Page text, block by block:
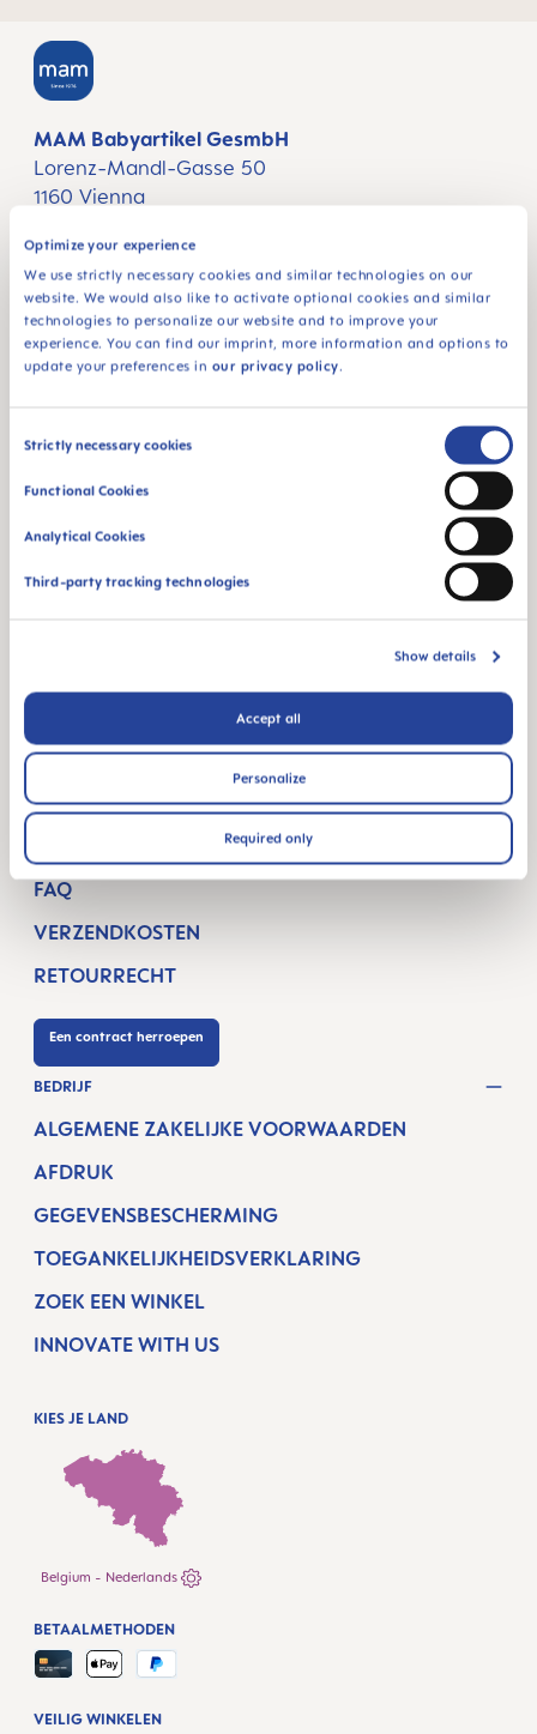
Optimize your experience
We use strictly necessary cookies and similar technologies on our
website. We would also like to activate optional cookies and similar
technologies to personalize our website and to improve your
experience. You can find our imprint, more information and options to
update your preferences in our privacy policy.
Consent
Strictly necessary cookies
Functional Cookies
Analytical Cookies
Third-party tracking technologies
Show details
Accept all
Personalize
Required only
MAM Babyartikel GesmbH
Lorenz-Mandl-Gasse 50
1160 Vienna
VOLG ONS
FACEBOOK
INSTAGRAM
YOUTUBE
MAM BLOG
ZWANGERSCHAPSWEKEN
#PATHTOPARENTHOOD
BORSTVOEDING-PRODUCTEN
MONDVERZORGING & BIJTRING
KLANTENSERVICE
FAQ
VERZENDKOSTEN
RETOURRECHT
Een contract herroepen
BEDRIJF
ALGEMENE ZAKELIJKE VOORWAARDEN
AFDRUK
GEGEVENSBESCHERMING
TOEGANKELIJKHEIDSVERKLARING
ZOEK EEN WINKEL
INNOVATE WITH US
KIES JE LAND
Belgium - Nederlands
VEILIG WINKELEN
BETAALMETHODEN